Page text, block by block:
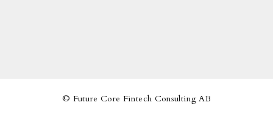
© Future Core Fintech Consulting AB